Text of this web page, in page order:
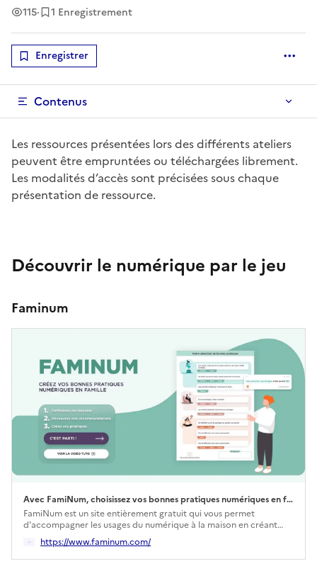
115Vues
· 1 Enregistrement
Enregistrer
Contenus
Les ressources présentées lors des différents ateliers
peuvent être empruntées ou téléchargées librement.
Les modalités d’accès sont précisées sous chaque
présentation de ressource.
Découvrir le numérique par le jeu
Faminum
Avec FamiNum, choisissez vos bonnes pratiques numériques en famille
Ouverture dans un nouvel onglet
FamiNum est un site entièrement gratuit qui vous permet
d'accompagner les usages du numérique à la maison en créant
votre propre charte !
https://www.faminum.com/